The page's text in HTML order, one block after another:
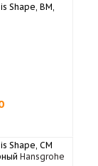
Shape, ВМ,
Shape, СМ
Hansgrohe